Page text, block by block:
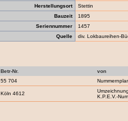
Herstellungsort
Stettin
Bauzeit
1895
Seriennummer
1457
Quelle
div. Lokbaureihen-
Betr-Nr.
von
55 704
Köln 4612
K.P.E.V.-